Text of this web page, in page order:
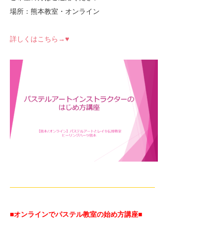
場所：熊本教室・オンライン
詳しくはこちら→♥
—————————————————————
■オンラインでパステル教室の始め方講座■